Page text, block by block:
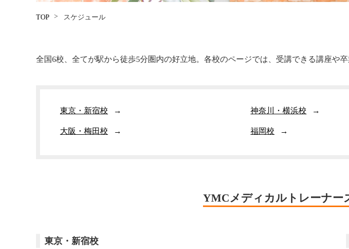
TOP スケジュール
全国6校、全てが駅から徒歩5分圏内の好立地。各校のページでは、受講できる講座や
東京・新宿校 神奈川・横浜校
大阪・梅田校 福岡校
YMCメディカルトレーナー
東京・新宿校